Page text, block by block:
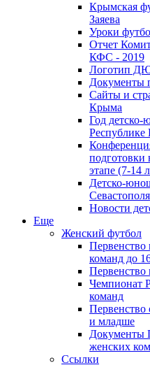
Крымская
Заяева
Уроки
Отчет
КФС - 2019
Логотип
Документы
Сайты и
Крыма
Год детско-
подготовки
этапе (7-14
Детско-
Севастополя
Новости
Еще
Женский футбол
Первенство
команд до
Первенство
Чемпионат
команд
Первенство
и младше
Документы
женских
Ссылки